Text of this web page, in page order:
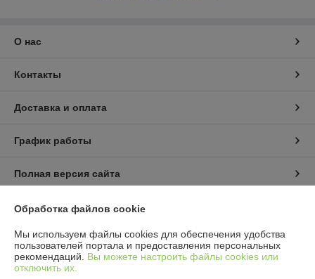
О нас
Контакты
Доставка и оплата
График работы
Полная версия сайта
Политика обработки cookies
Сайт создан на платформе Deal.by
Обработка файлов cookie
Мы используем файлы cookies для обеспечения удобства
пользователей портала и предоставления персональных
рекомендаций. Вы можете настроить файлы cookies или
отключить их.